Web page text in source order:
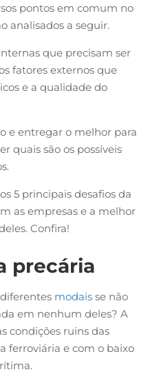
pontos em comum no
analisados a seguir.
que precisam ser
fatores externos que
e a qualidade do
e entregar o melhor para
quais são os possíveis
5 principais desafios da
as empresas e a melhor
Confira!
precária
modais se não
em nenhum deles? A
condições ruins das
ferroviária e com o baixo